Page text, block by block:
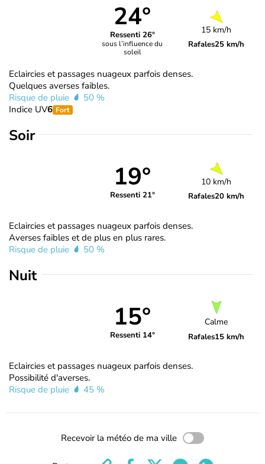
24°
Ressenti 26°
sous l’influence du
soleil
15 km/h
Rafales25 km/h
Eclaircies et passages nuageux parfois denses.
Quelques averses faibles.
Risque de pluie
50 %
Indice UV6 Fort
Soir
19°
Ressenti 21°
10 km/h
Rafales20 km/h
Eclaircies et passages nuageux parfois denses.
Averses faibles et de plus en plus rares.
Risque de pluie
50 %
Nuit
15°
Ressenti 14°
Calme
Rafales15 km/h
Eclaircies et passages nuageux parfois denses.
Possibilité d'averses.
Risque de pluie
45 %
Recevoir la météo de ma ville